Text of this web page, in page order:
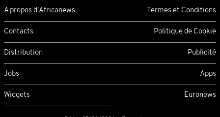
A propos d'Africanews Termes et Conditions
Contacts Politique de Cookie
Distribution Publicité
Jobs Apps
Widgets Euronews